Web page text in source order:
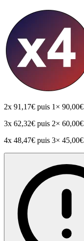
2x 91,17€ puis 1× 90,00€
3x 62,32€ puis 2× 60,00€
4x 48,47€ puis 3× 45,00€